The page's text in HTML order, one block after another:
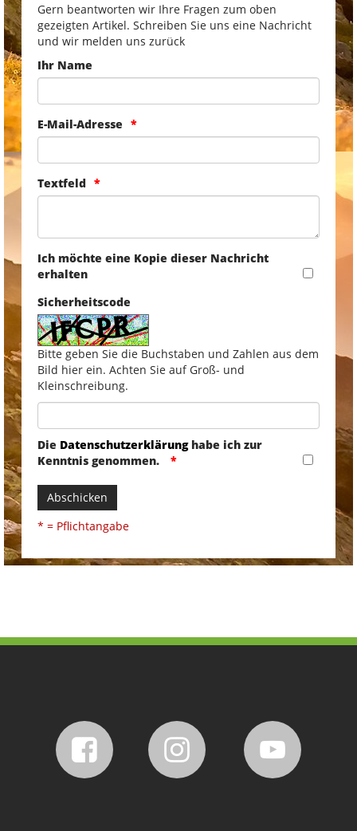
Gern beantworten wir Ihre Fragen zum oben
gezeigten Artikel. Schreiben Sie uns eine Nachricht
und wir melden uns zurück
Ihr Name
E-Mail-Adresse
Textfeld
Ich möchte eine Kopie dieser Nachricht
erhalten
Sicherheitscode
Bitte geben Sie die Buchstaben und Zahlen aus dem
Bild hier ein. Achten Sie auf Groß- und
Kleinschreibung.
Die Datenschutzerklärunghabe ich zur
Kenntnis genommen.
Abschicken
* = Pflichtangabe